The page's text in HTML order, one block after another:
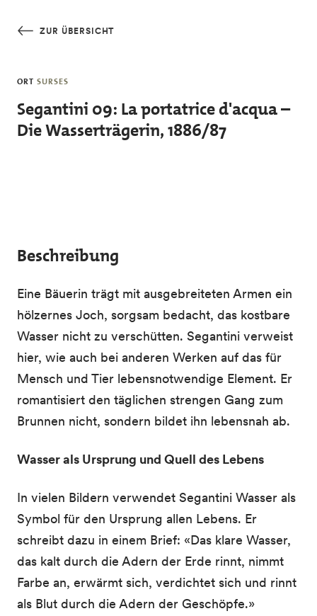
ZUR ÜBERSICHT
ORT SURSES
Segantini 09: La portatrice d'acqua –
Die Wasserträgerin, 1886/87
Beschreibung
Eine Bäuerin trägt mit ausgebreiteten Armen ein
hölzernes Joch, sorgsam bedacht, das kostbare
Wasser nicht zu verschütten. Segantini verweist
hier, wie auch bei anderen Werken auf das für
Mensch und Tier lebensnotwendige Element. Er
romantisiert den täglichen strengen Gang zum
Brunnen nicht, sondern bildet ihn lebensnah ab.
Wasser als Ursprung und Quell des Lebens
In vielen Bildern verwendet Segantini Wasser als
Symbol für den Ursprung allen Lebens. Er
schreibt dazu in einem Brief: «Das klare Wasser,
das kalt durch die Adern der Erde rinnt, nimmt
Farbe an, erwärmt sich, verdichtet sich und rinnt
als Blut durch die Adern der Geschöpfe.»